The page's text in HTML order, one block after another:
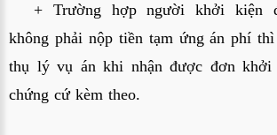
+ Trường hợp người khởi kiện
không phải nộp tiền tạm ứng án phí
thụ lý vụ án khi nhận được đơn
chứng cứ kèm theo.